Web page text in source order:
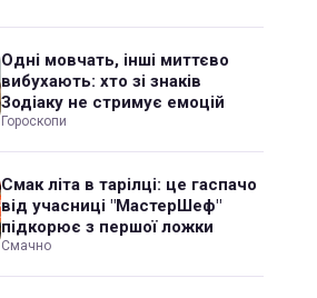
Одні мовчать, інші миттєво
вибухають: хто зі знаків
Зодіаку не стримує емоцій
Гороскопи
Смак літа в тарілці: це гаспачо
від учасниці "МастерШеф"
підкорює з першої ложки
Смачно